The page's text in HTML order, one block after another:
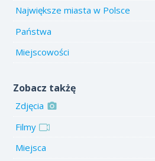
Największe miasta w Polsce
Państwa
Miejscowości
Zobacz takżę
Zdjęcia
Filmy
Miejsca